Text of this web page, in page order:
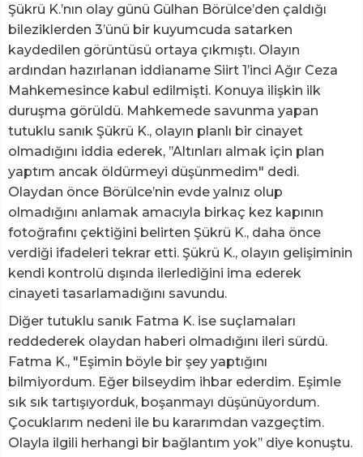
Şükrü K.’nın olay günü Gülhan Börülce’den çaldığı
bileziklerden 3’ünü bir kuyumcuda satarken
kaydedilen görüntüsü ortaya çıkmıştı. Olayın
ardından hazırlanan iddianame Siirt 1’inci Ağır Ceza
Mahkemesince kabul edilmişti. Konuya ilişkin ilk
duruşma görüldü. Mahkemede savunma yapan
tutuklu sanık Şükrü K., olayın planlı bir cinayet
olmadığını iddia ederek, ’’Altınları almak için plan
yaptım ancak öldürmeyi düşünmedim" dedi.
Olaydan önce Börülce’nin evde yalnız olup
olmadığını anlamak amacıyla birkaç kez kapının
fotoğrafını çektiğini belirten Şükrü K., daha önce
verdiği ifadeleri tekrar etti. Şükrü K., olayın gelişiminin
kendi kontrolü dışında ilerlediğini ima ederek
cinayeti tasarlamadığını savundu.
Diğer tutuklu sanık Fatma K. ise suçlamaları
reddederek olaydan haberi olmadığını ileri sürdü.
Fatma K., "Eşimin böyle bir şey yaptığını
bilmiyordum. Eğer bilseydim ihbar ederdim. Eşimle
sık sık tartışıyorduk, boşanmayı düşünüyordum.
Çocuklarım nedeni ile bu kararımdan vazgeçtim.
Olayla ilgili herhangi bir bağlantım yok’’ diye konuştu.